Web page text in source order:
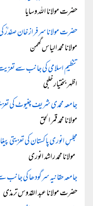
حضرت مولانا اللہ وسایا
حضرت مولانا سرفراز خان صفدرؒ
مولانا محمد الیاس گھمن
تنظیمِ اسلامی کی جانب سے
اظہر بختیار خلجی
جامعہ محمدی شریف چنیوٹ کی
مولانا محمد قمر الحق
مجلسِ انوری پاکستان کی تعزیتی
مولانا محمد راشد انوری
جامعہ حقانیہ سرگودھا کی
حضرت مولانا عبد القدوس ترمذی